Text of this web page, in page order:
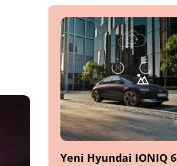
Yeni Hyundai IONIQ 6